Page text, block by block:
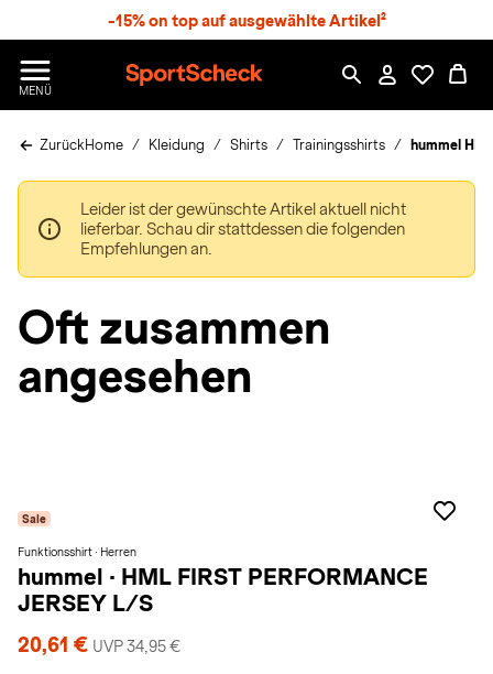
-15% on top auf ausgewählte Artikel²
MENÜ
p
r
c
h
e
ZurückHome Kleidung Shirts Trainingsshirts hummel
Leider ist der gewünschte Artikel aktuell nicht
lieferbar. Schau dir stattdessen die folgenden
Empfehlungen an.
Oft zusammen
angesehen
Sale
Funktionsshirt · Herren
hummel · HML FIRST PERFORMANCE
JERSEY L/S
20,61 € UVP 34,95 €